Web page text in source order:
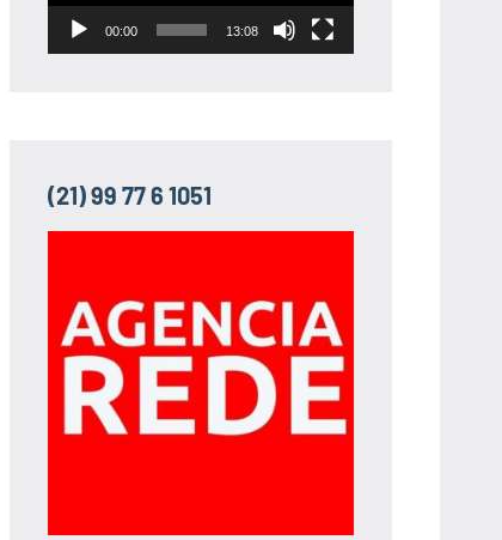
00:00 13:08
(21) 99 77 6 1051